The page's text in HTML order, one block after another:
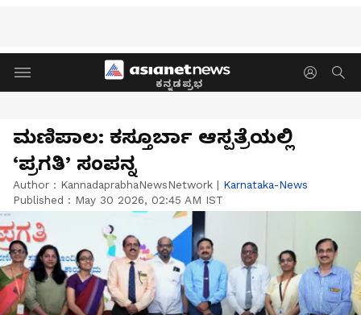
ಕನ್ನಡಪ್ರಭ
ಮಣಿಪಾಲ: ಕಸ್ತೂರ್ಬಾ ಆಸ್ಪತ್ರೆಯಲ್ಲಿ
‘ಪ್ರಗತಿ’ ಸಂಪನ್ನ
Author : KannadaprabhaNewsNetwork | Karnataka-News
Published : May 30 2026, 02:45 AM IST